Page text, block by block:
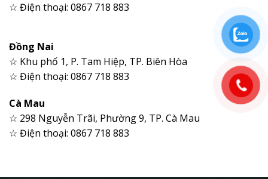
☆ Điện thoại: 0867 718 883
Đồng Nai
☆ Khu phố 1, P. Tam Hiệp, TP. Biên Hòa
☆ Điện thoại: 0867 718 883
Cà Mau
☆ 298 Nguyễn Trãi, Phường 9, TP. Cà Mau
☆ Điện thoại: 0867 718 883